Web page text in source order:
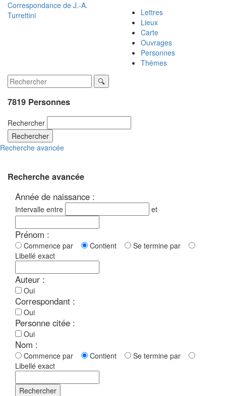
Correspondance de J.-A.
Turrettini
Lettres
Lieux
Carte
Ouvrages
Personnes
Thèmes
7819 Personnes
Rechercher
Rechercher
Recherche avancée
Recherche avancée
Année de naissance :
Intervalle entre et
Prénom :
Commence par Contient
Se termine par
Libellé exact
Auteur :
Oui
Correspondant :
Oui
Personne citée :
Oui
Nom :
Commence par Contient
Se termine par
Libellé exact
Rechercher